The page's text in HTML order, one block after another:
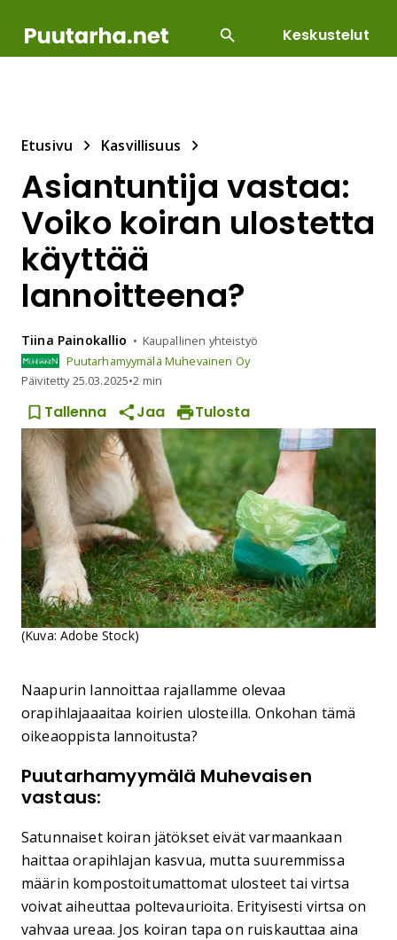
Keskustelut
Etusivu Kasvillisuus
Asiantuntija vastaa:
Voiko koiran ulostetta
käyttää
lannoitteena?
Tiina Painokallio
Kaupallinen yhteistyö
Puutarhamyymälä Muhevainen Oy
Päivitetty25.03.2025•2 min
Tallenna Jaa Tulosta
(Kuva: Adobe Stock)
Naapurin lannoittaa rajallamme olevaa
orapihlajaaaitaa koirien ulosteilla. Onkohan tämä
oikeaoppista lannoitusta?
Puutarhamyymälä Muhevaisen
vastaus:
Satunnaiset koiran jätökset eivät varmaankaan
haittaa orapihlajan kasvua, mutta suuremmissa
määrin kompostoitumattomat ulosteet tai virtsa
voivat aiheuttaa poltevaurioita. Erityisesti virtsa on
vahvaa ureaa. Jos koiran tapa on ruiskauttaa aina